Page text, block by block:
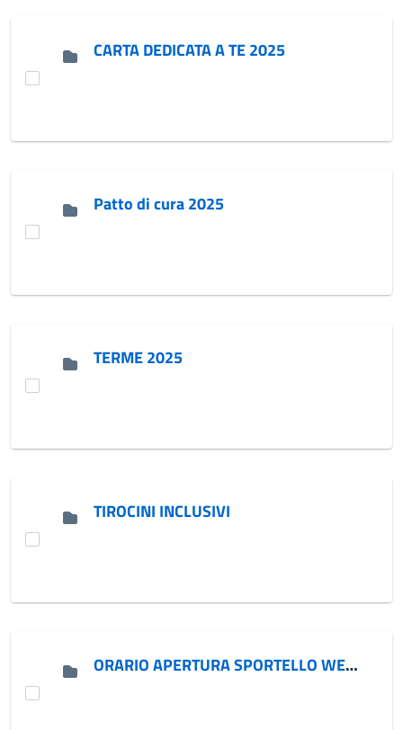
CARTA DEDICATA A TE 2025
Patto di cura 2025
TERME 2025
TIROCINI INCLUSIVI
ORARIO APERTURA SPORTELLO WELFARE DI ACCESSO, SEGRETARIATO SOCIALE, SPORTELLO IMMIGRATI